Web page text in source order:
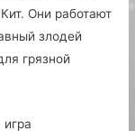
Они работают
злодей
грязной
игра